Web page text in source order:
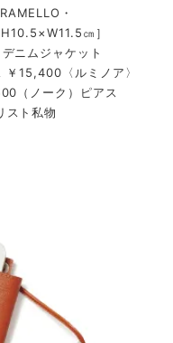
・
㎝］
ニムジャケット
15,400〈ルミノア〉
（ノーク）ピアス
スト私物